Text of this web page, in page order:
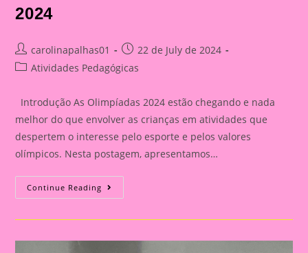
2024
Post
author:
carolinapalhas01
Post
published:
22 de July de 2024
PostAtividades Pedagógicas
Introdução As Olimpíadas 2024 estão chegando e nada
melhor do que envolver as crianças em atividades que
despertem o interesse pelo esporte e pelos valores
olímpicos. Nesta postagem, apresentamos…
Continue Reading Atividade
Com
Olimpíadas